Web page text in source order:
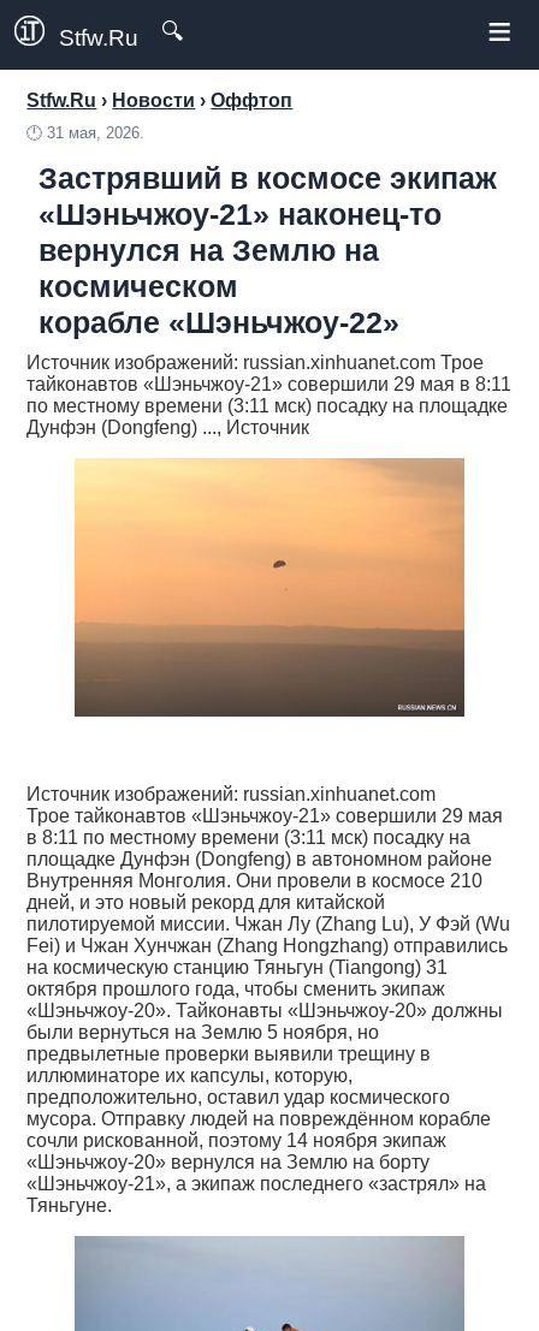
Stfw.Ru 🔍 ≡
Stfw.Ru › Новости ›Оффтоп
🕛31 мая, 2026.
Застрявший в космосе экипаж
«Шэньчжоу-21» наконец-то
вернулся на Землю на
космическом
корабле «Шэньчжоу-22»
Источник изображений: russian.xinhuanet.com Трое
тайконавтов «Шэньчжоу-21» совершили 29 мая в 8:11
по местному времени (3:11 мск) посадку на площадке
Дунфэн (Dongfeng) ..., Источник
Источник изображений: russian.xinhuanet.com
Трое тайконавтов «Шэньчжоу-21» совершили 29 мая
в 8:11 по местному времени (3:11 мск) посадку на
площадке Дунфэн (Dongfeng) в автономном районе
Внутренняя Монголия. Они провели в космосе 210
дней, и это новый рекорд для китайской
пилотируемой миссии. Чжан Лу (Zhang Lu), У Фэй (Wu
Fei) и Чжан Хунчжан (Zhang Hongzhang) отправились
на космическую станцию Тяньгун (Tiangong) 31
октября прошлого года, чтобы сменить экипаж
«Шэньчжоу-20». Тайконавты «Шэньчжоу-20» должны
были вернуться на Землю 5 ноября, но
предвылетные проверки выявили трещину в
иллюминаторе их капсулы, которую,
предположительно, оставил удар космического
мусора. Отправку людей на повреждённом корабле
сочли рискованной, поэтому 14 ноября экипаж
«Шэньчжоу-20» вернулся на Землю на борту
«Шэньчжоу-21», а экипаж последнего «застрял» на
Тяньгуне.